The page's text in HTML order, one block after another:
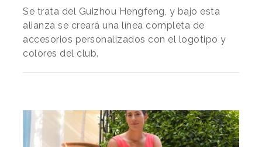
Se trata del Guizhou Hengfeng, y bajo esta
alianza se creará una línea completa de
accesorios personalizados con el logotipo y
colores del club.